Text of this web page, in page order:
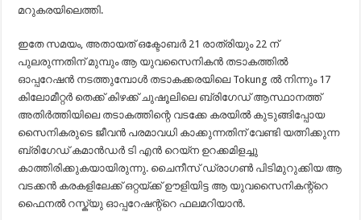
മറുകരയിലെത്തി.
ഇതേ സമയം, അതായത് ഒക്ടോബർ 21 രാത്രിയും 22 ന്
പുലരുന്നതിന് മുമ്പും ആ യുവസൈനികൻ തടാകത്തിൽ
ഓപ്പറേഷൻ നടത്തുമ്പോൾ തടാകക്കരയിലെ Tokung ൽ നിന്നും 17
കിലോമീറ്റർ തെക്ക് കിഴക്ക് ചുഷൂലിലെ ബ്രിഗേഡ് ആസ്ഥാനത്ത്
അതിർത്തിയിലെ തടാകത്തിന്റെ വടക്കേ കരയിൽ കുടുങ്ങിപ്പോയ
സൈനികരുടെ ജീവൻ പരമാവധി കാക്കുന്നതിന് വേണ്ടി യത്നിക്കുന്ന
ബ്രിഗേഡ് കമാൻഡർ ടി എൻ റെയ്ന ഉറക്കമിളച്ചു
കാത്തിരിക്കുകയായിരുന്നു. ചൈനീസ് ഡ്രാഗൺ പിടിമുറുക്കിയ ആ
വടക്കൻ കരകളിലേക്ക് ഒറ്റയ്ക്ക് ഊളിയിട്ട ആ യുവസൈനികന്റ്റെ
ഫൈനൽ റസ്ക്യു ഓപ്പറേഷന്റ്റെ ഫലമറിയാൻ.